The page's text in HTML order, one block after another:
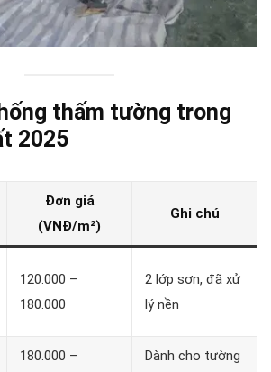
thấm tường trong
2025
Đơn giá
(VNĐ/m²)
Ghi chú
120.000 –
180.000
2 lớp sơn, đã xử
lý nền
180.000 –
Dành cho tường